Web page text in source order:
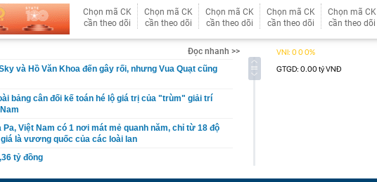
Chọn mã CK
cần theo dõi
Chọn mã CK
cần theo dõi
Chọn mã CK
cần theo dõi
Chọn mã CK
cần theo dõi
Chọn mã CK
cần theo dõi
Đọc nhanh >>
và Hồ Văn Khoa đến gây rối, nhưng Vua Quạt cũng
bảng cân đối kế toán hé lộ giá trị của "trùm" giải trí
Pa, Việt Nam có 1 nơi mát mẻ quanh năm, chỉ từ 18 độ
là vương quốc của các loài lan
tỷ đồng
giáo viên BẠO HÀNH TRẺ EM; cơ quan Công an